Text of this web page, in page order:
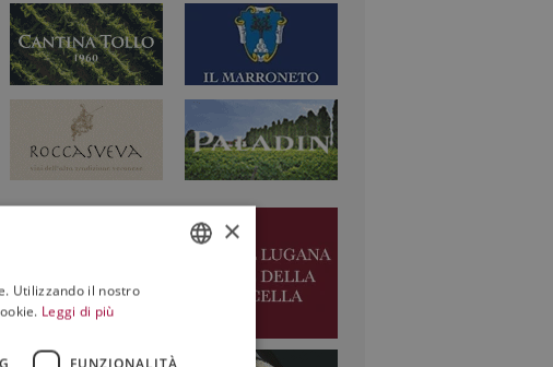
×
Utilizzando il nostro
Leggi di più
FUNZIONALITÀ